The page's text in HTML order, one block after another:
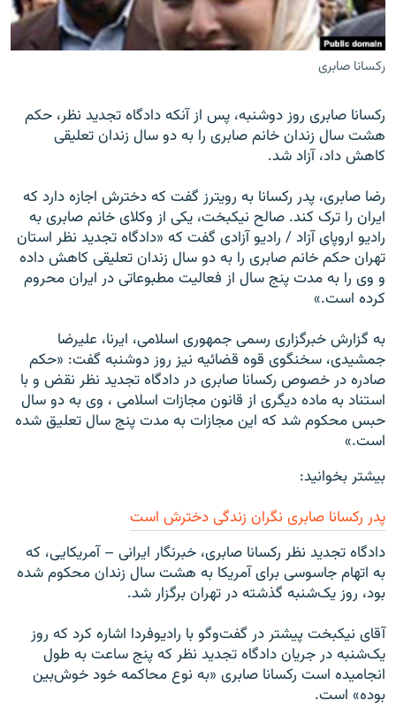
زبان‌های دیگر
رکسانا صابری
رکسانا صابری روز دوشنبه، پس از آنکه دادگاه تجدید نظر، حکم
هشت سال زندان خانم صابری را به دو سال زندان تعلیقی
کاهش داد، آزاد شد.
رضا صابری، پدر رکسانا به رویترز گفت که دخترش اجازه دارد که
ایران را ترک کند. صالح نیکبخت، یکی از وکلای خانم صابری به
رادیو اروپای آزاد / رادیو آزادی گفت که «دادگاه تجدید نظر استان
تهران حکم خانم صابری را به دو سال زندان تعلیقی کاهش داده
و وی را به مدت پنج سال از فعالیت مطبوعاتی در ایران محروم
کرده است.»
به گزارش خبرگزاری رسمی جمهوری اسلامی، ایرنا، عليرضا
جمشيدی، سخنگوی قوه قضائیه نیز روز دوشنبه گفت: «حکم
صادره در خصوص رکسانا صابری در دادگاه تجديد نظر نقض و با
استناد به ماده ديگری از قانون مجازات اسلامی ، وی به دو سال
حبس محکوم شد که اين مجازات به مدت پنج سال تعليق شده
است.»
بیشتر بخوانید:
پدر رکسانا صابری نگران زندگی دخترش است
دادگاه تجديد نظر رکسانا صابری، خبرنگار ايرانی – آمريکايی، که
به اتهام جاسوسی برای آمریکا به هشت سال زندان محکوم شده
بود، روز یک‌شنبه گذشته در تهران برگزار شد.
آقای نیکبخت پیشتر در گفت‌وگو با رادیوفردا اشاره کرد که روز
یک‌شنبه در جریان دادگاه تجدید نظر که پنج ساعت به طول
انجامیده است رکسانا صابری «به نوع محاکمه خود خوش‌بین
بوده» است.